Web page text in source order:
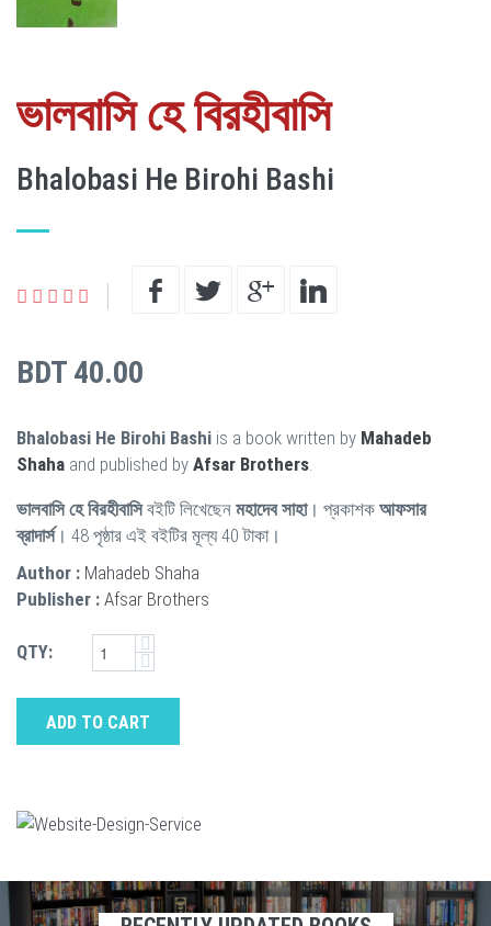
ভালবাসি হে বিরহীবাসি
Bhalobasi He Birohi Bashi
BDT 40.00
Bhalobasi He Birohi Bashi is a book written by Mahadeb
Shaha and published by Afsar Brothers
ভালবাসি হে বিরহীবাসিবইটি লিখেছেন মহাদেব সাহা। প্রকাশক আফসার
ব্রাদার্স। 48 পৃষ্ঠার এই বইটির মূল্য 40 টাকা।
Author : Mahadeb Shaha
Publisher : Afsar Brothers
QTY:
ADD TO CART